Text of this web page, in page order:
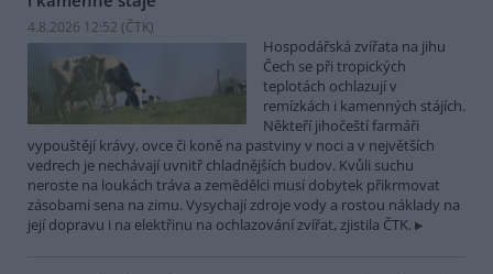
4.8.2026 12:52 (ČTK)
Hospodářská zvířata na jihu
Čech se při tropických
teplotách ochlazují v
remízkách i kamenných stájích.
Někteří jihočeští farmáři
vypouštějí krávy, ovce či koně na pastviny v noci a v největších
vedrech je nechávají uvnitř chladnějších budov. Kvůli suchu
neroste na loukách tráva a zemědělci musí dobytek přikrmovat
zásobami sena na zimu. Vysychají zdroje vody a rostou náklady na
její dopravu i na elektřinu na ochlazování zvířat, zjistila ČTK.